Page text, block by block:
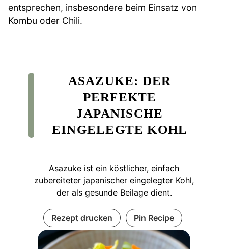
entsprechen, insbesondere beim Einsatz von
Kombu oder Chili.
ASAZUKE: DER
PERFEKTE
JAPANISCHE
EINGELEGTE KOHL
Asazuke ist ein köstlicher, einfach
zubereiteter japanischer eingelegter Kohl,
der als gesunde Beilage dient.
Rezept drucken Pin Recipe